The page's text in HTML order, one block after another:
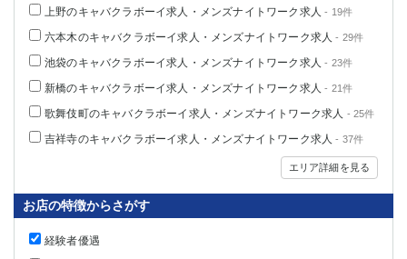
上野のキャバクラボーイ求人・メンズナイトワーク求人 - 19件
六本木のキャバクラボーイ求人・メンズナイトワーク求人 - 29件
池袋のキャバクラボーイ求人・メンズナイトワーク求人 - 23件
新橋のキャバクラボーイ求人・メンズナイトワーク求人 - 21件
歌舞伎町のキャバクラボーイ求人・メンズナイトワーク求人 - 25件
吉祥寺のキャバクラボーイ求人・メンズナイトワーク求人 - 37件
エリア詳細を見る
お店の特徴からさがす
経験者優遇